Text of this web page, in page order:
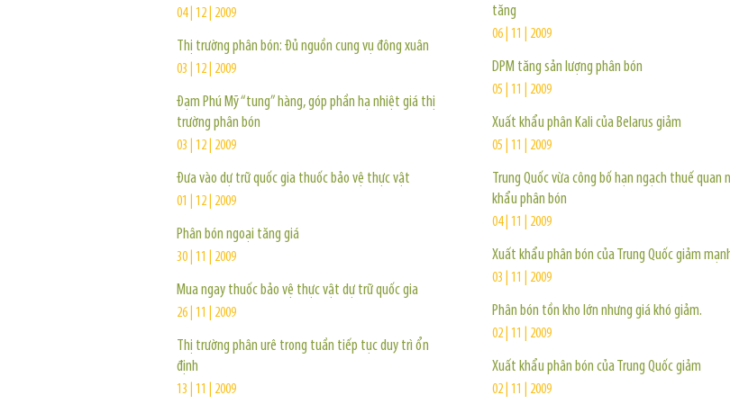
04 | 12 | 2009
Thị trường phân bón: Đủ nguồn cung vụ đông xuân
03 | 12 | 2009
Đạm Phú Mỹ “tung” hàng, góp phần hạ nhiệt giá thị
trường phân bón
03 | 12 | 2009
Đưa vào dự trữ quốc gia thuốc bảo vệ thực vật
01 | 12 | 2009
Phân bón ngoại tăng giá
30 | 11 | 2009
Mua ngay thuốc bảo vệ thực vật dự trữ quốc gia
26 | 11 | 2009
Thị trường phân urê trong tuần tiếp tục duy trì ổn
định
13 | 11 | 2009
tăng
06 | 11 | 2009
DPM tăng sản lượng phân bón
05 | 11 | 2009
Xuất khẩu phân Kali của Belarus giảm
05 | 11 | 2009
Trung Quốc vừa công bố hạn ngạch thuế quan
khẩu phân bón
04 | 11 | 2009
Xuất khẩu phân bón của Trung Quốc giảm
03 | 11 | 2009
Phân bón tồn kho lớn nhưng giá khó giảm.
02 | 11 | 2009
Xuất khẩu phân bón của Trung Quốc giảm
02 | 11 | 2009